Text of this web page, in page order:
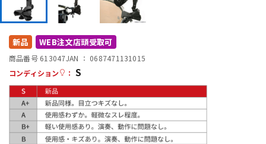
配信/ライブ機器
中古
新品 WEB注文店頭受取可
商品番号 613047JAN ： 0687471131015
コンディション
： S